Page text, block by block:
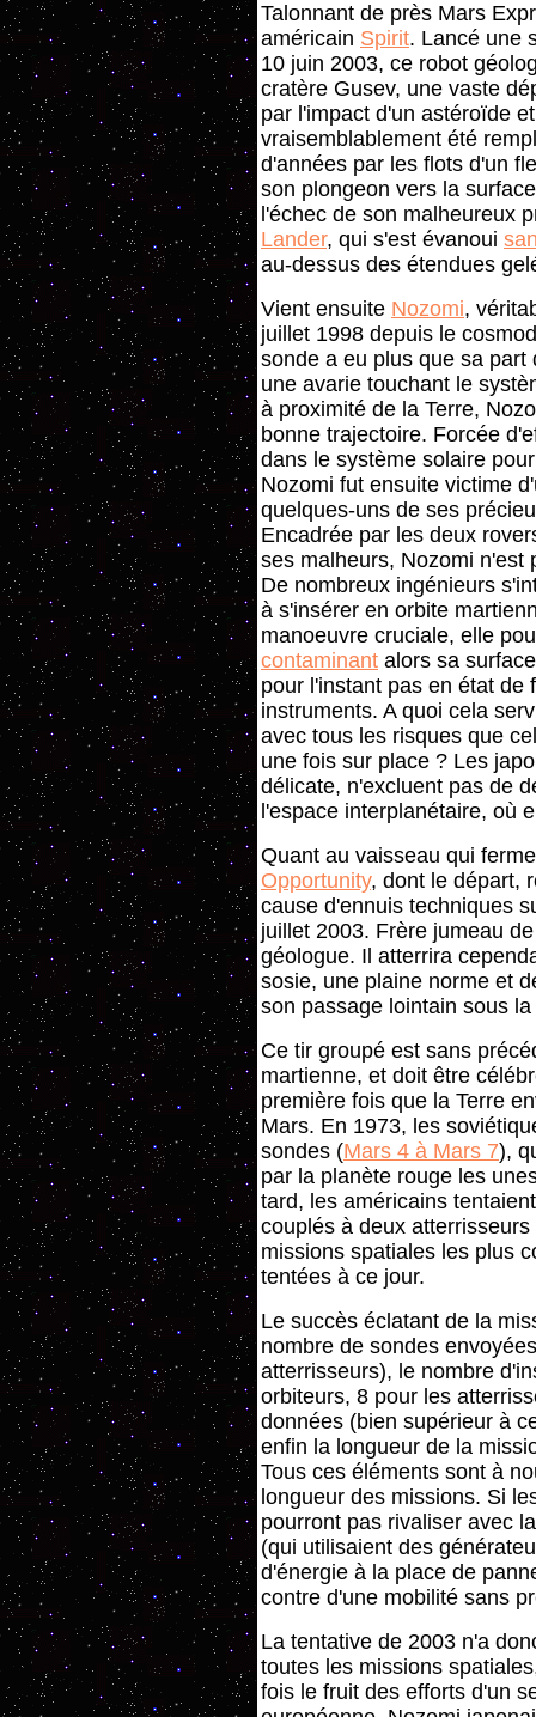
Talonnant de près Mars
américain Spirit. Lancé une
10 juin 2003, ce robot
cratère Gusev, une vaste
par l'impact d'un astéroïde
vraisemblablement été
d'années par les flots d'un
son plongeon vers la
l'échec de son malheureux
Lander, qui s'est évanoui
au-dessus des étendues
Vient ensuite Nozomi,
juillet 1998 depuis le
sonde a eu plus que sa
une avarie touchant le
à proximité de la Terre,
bonne trajectoire. Forcée
dans le système solaire
Nozomi fut ensuite victime
quelques-uns de ses
Encadrée par les deux
ses malheurs, Nozomi n'est
De nombreux ingénieurs
à s'insérer en orbite
manoeuvre cruciale, elle
contaminant alors sa
pour l'instant pas en état de
instruments. A quoi cela
avec tous les risques que
une fois sur place ? Les
délicate, n'excluent pas de
l'espace interplanétaire, où
Quant au vaisseau qui
Opportunity, dont le départ,
cause d'ennuis techniques
juillet 2003. Frère jumeau
géologue. Il atterrira
sosie, une plaine norme et
son passage lointain sous
Ce tir groupé est sans
martienne, et doit être
première fois que la Terre
Mars. En 1973, les
sondes (Mars 4 à Mars 7),
par la planète rouge les
tard, les américains
couplés à deux atterrisseurs
missions spatiales les plus
tentées à ce jour.
Le succès éclatant de la
nombre de sondes
atterrisseurs), le nombre
orbiteurs, 8 pour les
données (bien supérieur à
enfin la longueur de la
Tous ces éléments sont à
longueur des missions. Si
pourront pas rivaliser avec
(qui utilisaient des
d'énergie à la place de
contre d'une mobilité sans
La tentative de 2003 n'a
toutes les missions
fois le fruit des efforts d'un